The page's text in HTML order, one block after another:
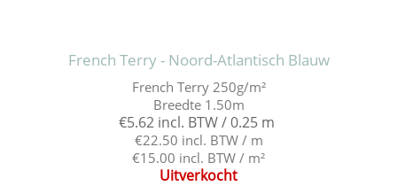
French Terry - Noord-Atlantisch Blauw
French Terry 250g/m²
Breedte 1.50m
€5.62 incl. BTW / 0.25 m
€22.50 incl. BTW / m
€15.00 incl. BTW / m²
Uitverkocht